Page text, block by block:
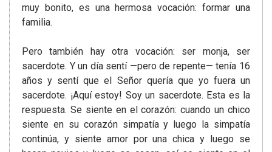
muy bonito, es una hermosa vocación: formar una
familia.
Pero también hay otra vocación: ser monja, ser
sacerdote. Y un día sentí —pero de repente— tenía 16
años y sentí que el Señor quería que yo fuera un
sacerdote. ¡Aquí estoy! Soy un sacerdote. Esta es la
respuesta. Se siente en el corazón: cuando un chico
siente en su corazón simpatía y luego la simpatía
continúa, y siente amor por una chica y luego se